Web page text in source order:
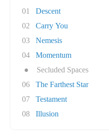
01
Descent
02
Carry You
03
Nemesis
04
Momentum
●
Secluded Spaces
06
The Farthest Star
07
Testament
08
Illusion